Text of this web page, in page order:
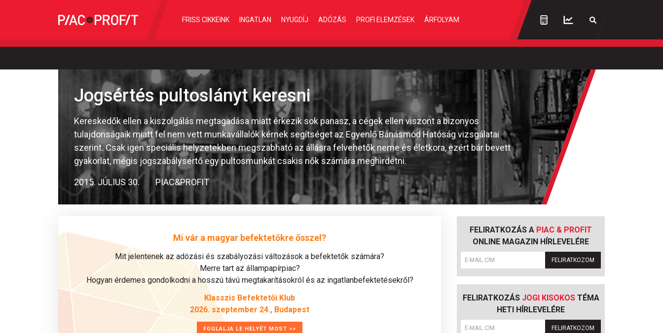
FRISS CIKKEINK INGATLAN NYUGDÍJ ADÓZÁS PROFI ELEMZÉSEK ÁRFOLYAM
Jogsértés pultoslányt keresni
Kereskedők ellen a kiszolgálás megtagadása miatt érkezik sok panasz, a cégek ellen viszont a bizonyos
tulajdonságaik miatt fel nem vett munkavállalók kérnek segítséget az Egyenlő Bánásmód Hatóság vizsgálatai
szerint. Csak igen speciális helyzetekben megszabható az állásra felvehetők neme és életkora, ezért bár bevett
gyakorlat, mégis jogszabálysértő egy pultosmunkát csakis nők számára meghirdetni.
2015. JÚLIUS 30. PIAC&PROFIT
Mi vár a magyar befektetőkre ősszel?
Mit jelentenek az adózási és szabályozási változások a befektetők számára?
Merre tart az állampapírpiac?
Hogyan érdemes gondolkodni a hosszú távú megtakarításokról és az ingatlanbefektetésekről?
Klasszis Befektetői Klub
2026. szeptember 24., Budapest
FOGLALJA LE HELYÉT MOST >>
FELIRATKOZÁS A PIAC & PROFIT
ONLINE MAGAZIN HÍRLEVELÉRE
FELIRATKOZOM
FELIRATKOZÁS JOGI KISOKOSTÉMA
HETI HÍRLEVELÉRE
FELIRATKOZOM